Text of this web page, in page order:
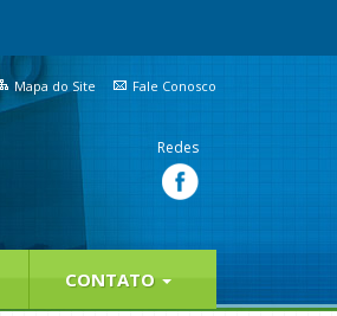
Mapa do Site Fale Conosco
Redes
CONTATO